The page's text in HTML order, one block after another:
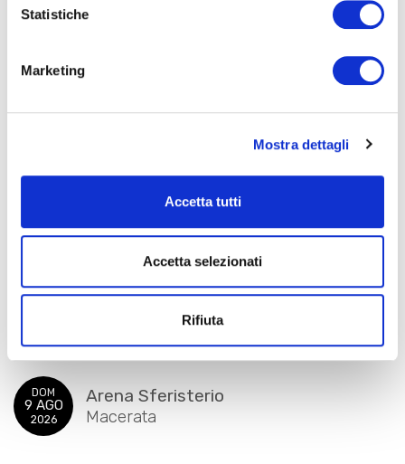
Statistiche
Marketing
Mostra dettagli
Accetta tutti
Accetta selezionati
Rifiuta
2026
NABUCCO
DOM
9 AGO
2026
Arena Sferisterio
Macerata